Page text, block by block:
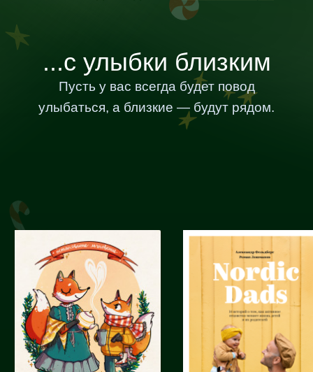
...с улыбки близким
Пусть у вас всегда будет повод
улыбаться, а близкие — будут рядом.